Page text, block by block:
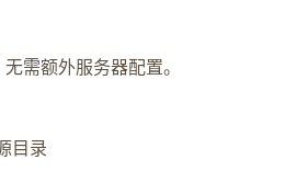
需额外服务器配置。
目录